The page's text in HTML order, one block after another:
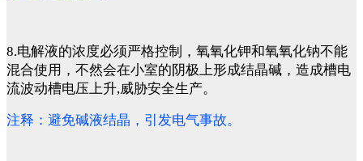
8.电解液的浓度必须严格控制，氧氧化钾和氧氧化钠不能
混合使用，不然会在小室的阴极上形成结晶碱，造成槽电
流波动槽电压上升,威胁安全生产。
注释：避免碱液结晶，引发电气事故。